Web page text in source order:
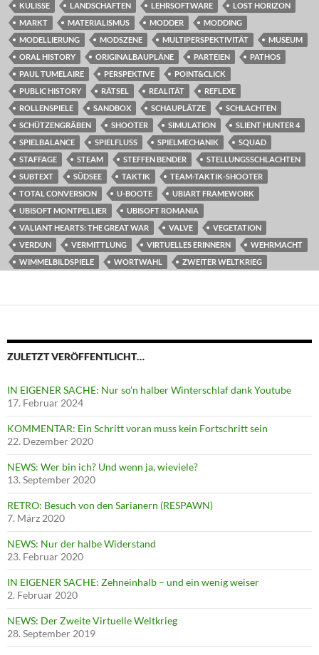
KULISSE
LANDSCHAFTEN LEHRSOFTWARE
LOST HORIZON
MARKT
MATERIALISMUS MODDER
MODDING
MODELLIERUNG
MODSZENE MULTIPERSPEKTIVITÄT
MUSEUM
ORAL HISTORY
ORIGINALBAUPLÄNE PARTEIEN
PATHOS
PAUL TUMELAIRE
PERSPEKTIVE
POINT&CLICK
PUBLIC HISTORY
RÄTSEL REALITÄT
REFLEXE
ROLLENSPIELE
SANDBOX SCHAUPLÄTZE
SCHLACHTEN
SCHÜTZENGRÄBEN
SHOOTER SIMULATION
SLIENT HUNTER 4
SPIELBALANCE
SPIELFLUSS SPIELMECHANIK
SQUAD
STAFFAGE
STEAM STEFFEN BENDER
STELLUNGSSCHLACHTEN
SUBTEXT
SÜDSEE TAKTIK
TEAM-TAKTIK-SHOOTER
TOTAL CONVERSION
U-BOOTE
UBIART FRAMEWORK
UBISOFT MONTPELLIER
UBISOFT ROMANIA
VALIANT HEARTS: THE GREAT WAR
VALVE
VEGETATION
VERDUN
VERMITTLUNG VIRTUELLES ERINNERN
WEHRMACHT
WIMMELBILDSPIELE
WORTWAHL ZWEITER WELTKRIEG
ZULETZT VERÖFFENTLICHT…
IN EIGENER SACHE: Nur so’n halber Winterschlaf dank Youtube
17. Februar 2024
KOMMENTAR: Ein Schritt voran muss kein Fortschritt sein
22. Dezember 2020
NEWS: Wer bin ich? Und wenn ja, wieviele?
13. September 2020
RETRO: Besuch von den Sarianern (RESPAWN)
7. März 2020
NEWS: Nur der halbe Widerstand
23. Februar 2020
IN EIGENER SACHE: Zehneinhalb – und ein wenig weiser
2. Februar 2020
NEWS: Der Zweite Virtuelle Weltkrieg
28. September 2019